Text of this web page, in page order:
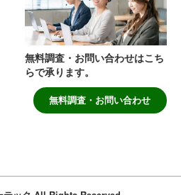
無料調査・お問い合わせはこち
らで承ります。
無料調査・お問い合わせ